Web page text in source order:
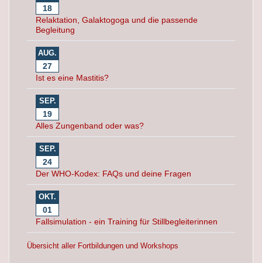
18
Relaktation, Galaktogoga und die passende
Begleitung
AUG.
27
Ist es eine Mastitis?
SEP.
19
Alles Zungenband oder was?
SEP.
24
Der WHO-Kodex: FAQs und deine Fragen
OKT.
01
Fallsimulation - ein Training für Stillbegleiterinnen
Übersicht aller Fortbildungen und Workshops